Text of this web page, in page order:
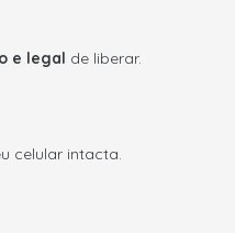
e legal de liberar.
celular intacta.